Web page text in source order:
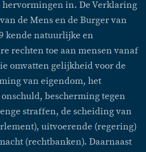
in. De Verklaring
de Mens en de Burger van
kende natuurlijke en
rechten toe aan mensen vanaf
omvatten gelijkheid voor de
van eigendom, het
bescherming tegen
straffen, de scheiding van
uitvoerende (regering)
(rechtbanken). Daarnaast